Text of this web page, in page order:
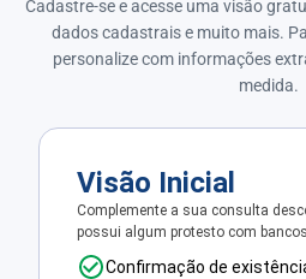
Cadastre-se e acesse uma visão
dados cadastrais e muito mais.
personalize com informações
medida.
Visão Inicial
Complemente a sua consulta
possui algum protesto com
Confirmação de